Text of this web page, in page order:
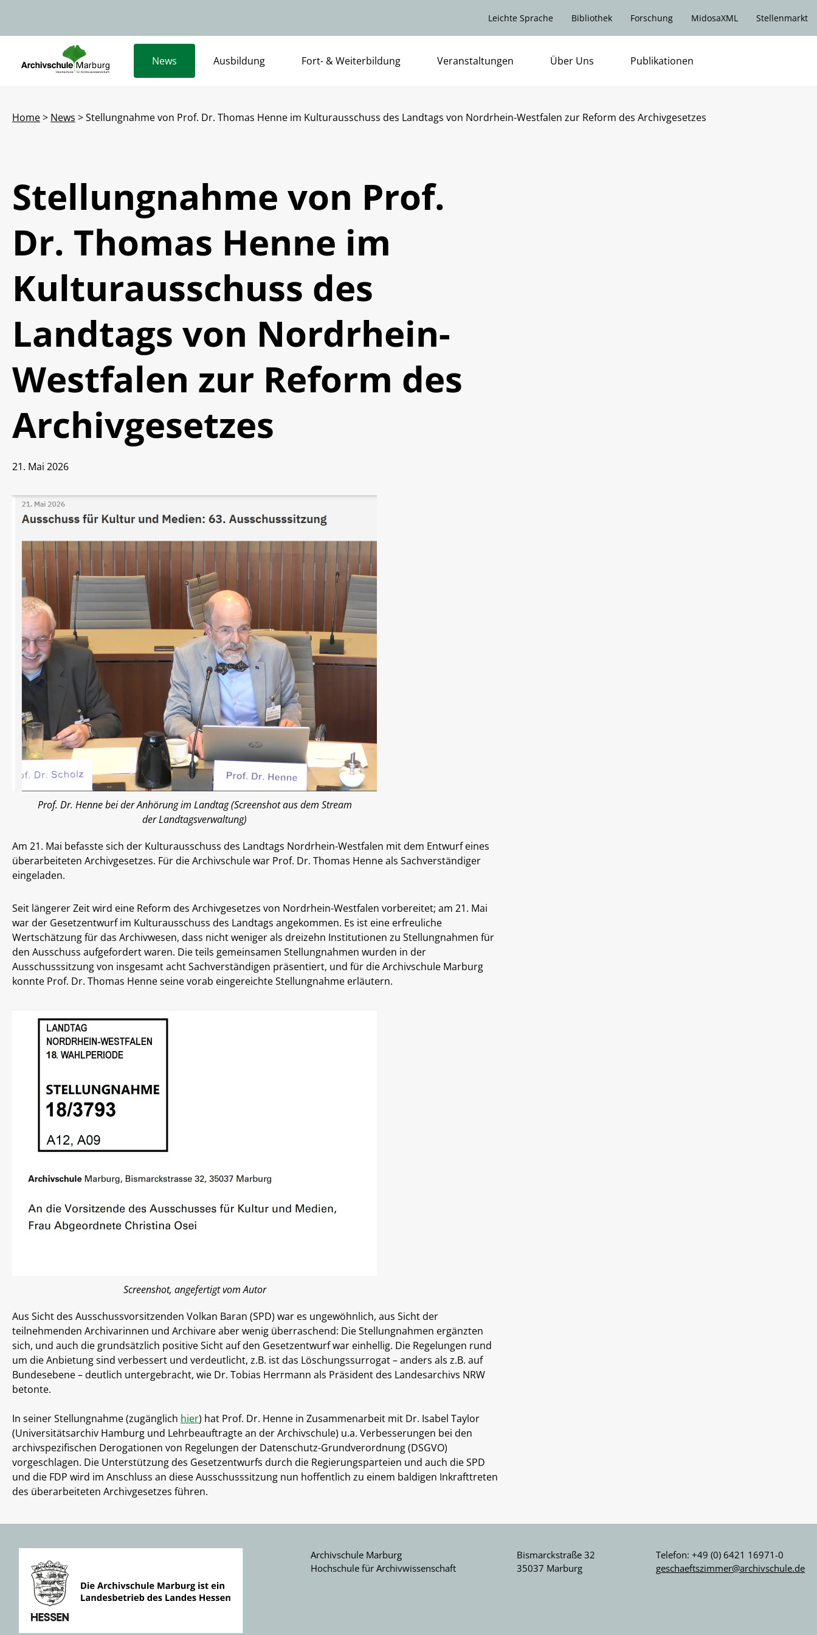
Leichte Sprache Bibliothek Forschung MidosaXML Stellenmarkt
News Ausbildung Fort- & Weiterbildung Veranstaltungen Über Uns Publikationen
Home> News > Stellungnahme von Prof. Dr. Thomas Henne im Kulturausschuss des Landtags von Nordrhein-Westfalen zur Reform des Archivgesetzes
Stellungnahme von Prof.
Dr. Thomas Henne im
Kulturausschuss des
Landtags von Nordrhein-
Westfalen zur Reform des
Archivgesetzes
21. Mai 2026
Prof. Dr. Henne bei der Anhörung im Landtag (Screenshot aus dem Stream
der Landtagsverwaltung)
Am 21. Mai befasste sich der Kulturausschuss des Landtags Nordrhein-Westfalen mit dem Entwurf eines
überarbeiteten Archivgesetzes. Für die Archivschule war Prof. Dr. Thomas Henne als Sachverständiger
eingeladen.
Seit längerer Zeit wird eine Reform des Archivgesetzes von Nordrhein-Westfalen vorbereitet; am 21. Mai
war der Gesetzentwurf im Kulturausschuss des Landtags angekommen. Es ist eine erfreuliche
Wertschätzung für das Archivwesen, dass nicht weniger als dreizehn Institutionen zu Stellungnahmen für
den Ausschuss aufgefordert waren. Die teils gemeinsamen Stellungnahmen wurden in der
Ausschusssitzung von insgesamt acht Sachverständigen präsentiert, und für die Archivschule Marburg
konnte Prof. Dr. Thomas Henne seine vorab eingereichte Stellungnahme erläutern.
Screenshot, angefertigt vom Autor
Aus Sicht des Ausschussvorsitzenden Volkan Baran (SPD) war es ungewöhnlich, aus Sicht der
teilnehmenden Archivarinnen und Archivare aber wenig überraschend: Die Stellungnahmen ergänzten
sich, und auch die grundsätzlich positive Sicht auf den Gesetzentwurf war einhellig. Die Regelungen rund
um die Anbietung sind verbessert und verdeutlicht, z.B. ist das Löschungssurrogat – anders als z.B. auf
Bundesebene – deutlich untergebracht, wie Dr. Tobias Herrmann als Präsident des Landesarchivs NRW
betonte.
In seiner Stellungnahme (zugänglich hier) hat Prof. Dr. Henne in Zusammenarbeit mit Dr. Isabel Taylor
(Universitätsarchiv Hamburg und Lehrbeauftragte an der Archivschule) u.a. Verbesserungen bei den
archivspezifischen Derogationen von Regelungen der Datenschutz-Grundverordnung (DSGVO)
vorgeschlagen. Die Unterstützung des Gesetzentwurfs durch die Regierungsparteien und auch die SPD
und die FDP wird im Anschluss an diese Ausschusssitzung nun hoffentlich zu einem baldigen Inkrafttreten
des überarbeiteten Archivgesetzes führen.
Archivschule Marburg
Hochschule für Archivwissenschaft
Bismarckstraße 32
35037 Marburg
Telefon: +49 (0) 6421 16971-0
geschaeftszimmer@archivschule.de